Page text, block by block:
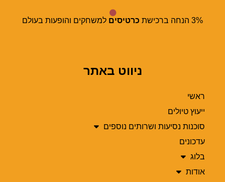
3% הנחה ברכישת כרטיסים למשחקים והופעות בעולם
ניווט באתר
ראשי
ייעוץ טיולים
סוכנות נסיעות ושרותים נוספים
עדכונים
בלוג
אודות